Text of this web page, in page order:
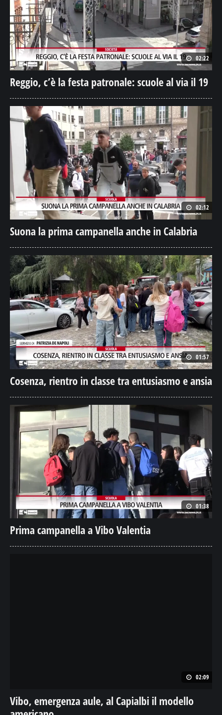
02:22
Reggio, c’è la festa patronale: scuole al via il 19
02:12
Suona la prima campanella anche in Calabria
01:57
Cosenza, rientro in classe tra entusiasmo e ansia
01:38
Prima campanella a Vibo Valentia
Vibo, emergenza aule, al Capialbi il modello